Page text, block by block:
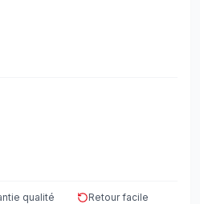
qualité Retour facile